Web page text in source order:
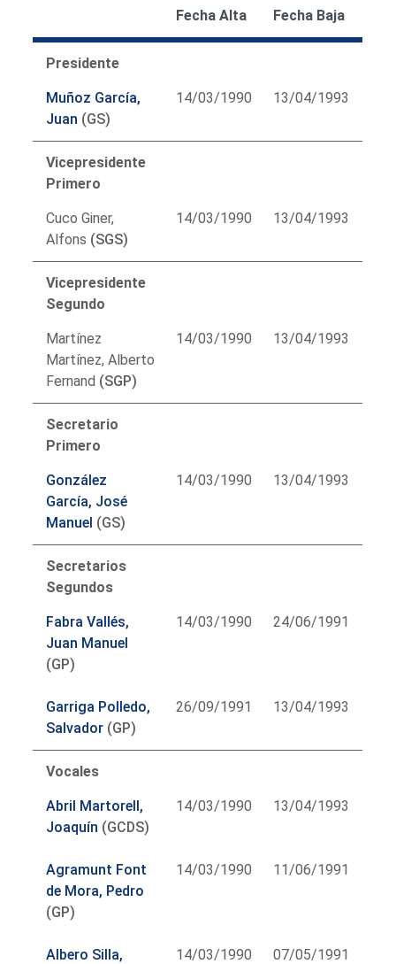
Fecha Alta Fecha Baja
Presidente
Muñoz García,
Juan (GS)
14/03/1990 13/04/1993
Vicepresidente
Primero
Cuco Giner,
Alfons (SGS)
14/03/1990 13/04/1993
Vicepresidente
Segundo
Martínez
Martínez, Alberto
Fernand (SGP)
14/03/1990 13/04/1993
Secretario
Primero
González
García, José
Manuel (GS)
14/03/1990 13/04/1993
Secretarios
Segundos
Fabra Vallés,
Juan Manuel
(GP)
14/03/1990 24/06/1991
Garriga Polledo,
Salvador (GP)
26/09/1991 13/04/1993
Vocales
Abril Martorell,
Joaquín (GCDS)
14/03/1990 13/04/1993
Agramunt Font
de Mora, Pedro
(GP)
14/03/1990 11/06/1991
Albero Silla,
14/03/1990 07/05/1991